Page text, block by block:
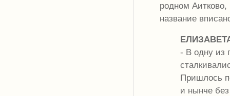
родном
название
- В одну из
Пришлось
и нынче